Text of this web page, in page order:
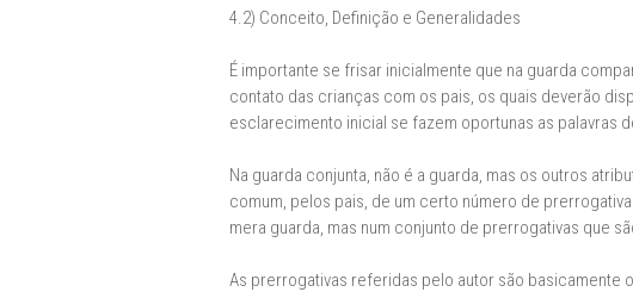
4.2) Conceito, Definição e Generalidades
É importante se frisar inicialmente que na guarda
contato das crianças com os pais, os quais deverão
esclarecimento inicial se fazem oportunas as palavras
Na guarda conjunta, não é a guarda, mas os outros
comum, pelos pais, de um certo número de
mera guarda, mas num conjunto de prerrogativas que
As prerrogativas referidas pelo autor são basicamente